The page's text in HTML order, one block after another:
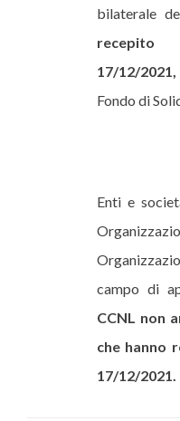
bilaterale
recepito
17/12/2021,
Fondo di
Enti e
campo di
CCNL non
che hanno
17/12/2021.